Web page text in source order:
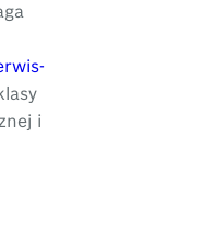
i